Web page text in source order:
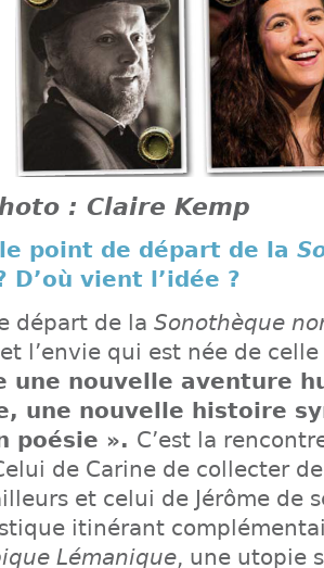
: Claire Kemp
point de départ de la
D’où vient l’idée ?
départ de la Sonothèque
l’envie qui est née de celle
une nouvelle aventure
une nouvelle histoire
poésie ». C’est la
de Carine de collecter
et celui de Jérôme de
itinérant
Lémanique, une utopie